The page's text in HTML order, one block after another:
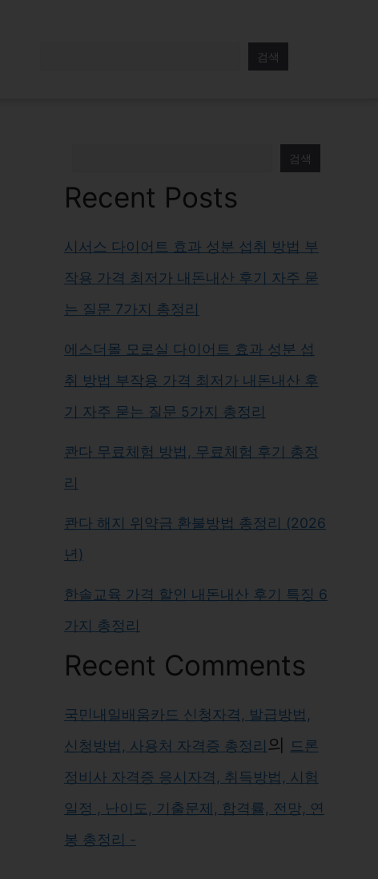
검색
검색
Recent Posts
시서스 다이어트 효과 성분 섭취 방법 부
작용 가격 최저가 내돈내산 후기 자주 묻
는 질문 7가지 총정리
에스더몰 모로실 다이어트 효과 성분 섭
취 방법 부작용 가격 최저가 내돈내산 후
기 자주 묻는 질문 5가지 총정리
콴다 무료체험 방법, 무료체험 후기 총정
리
콴다 해지 위약금 환불방법 총정리 (2026
년)
한솔교육 가격 할인 내돈내산 후기 특징 6
가지 총정리
Recent Comments
국민내일배움카드 신청자격, 발급방법,
신청방법, 사용처 자격증 총정리 의 드론
정비사 자격증 응시자격, 취득방법, 시험
일정 , 난이도, 기출문제, 합격률, 전망, 연
봉 총정리 -